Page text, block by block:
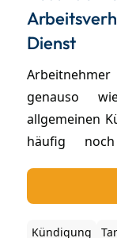
Dienst
genauso
allgemeinen
häufig
Dadurch
bei einer
Kündigung